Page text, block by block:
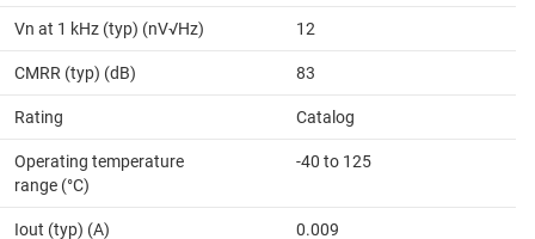
Vn at 1 kHz (typ) (nV√Hz) 12
CMRR (typ) (dB) 83
Rating Catalog
Operating temperature
range (°C)
-40 to 125
Iout (typ) (A) 0.009